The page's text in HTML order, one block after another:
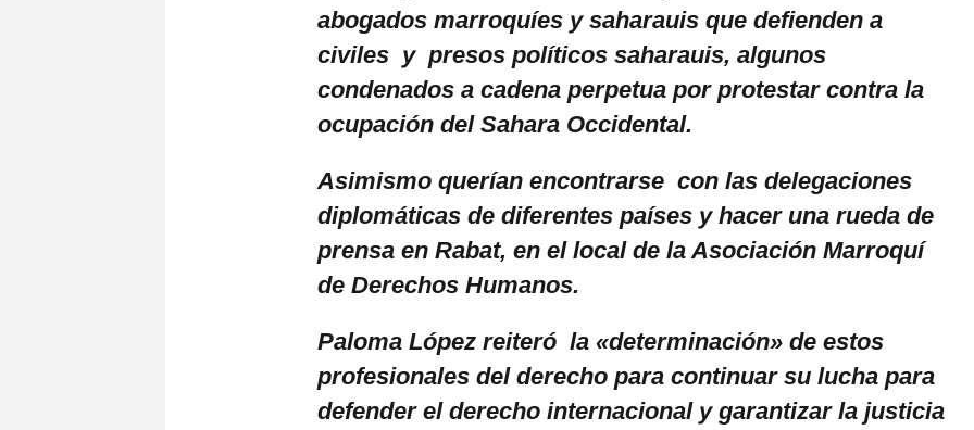
abogados marroquíes y saharauis que defienden a
civiles y presos políticos saharauis, algunos
condenados a cadena perpetua por protestar contra la
ocupación del Sahara Occidental.
Asimismo querían encontrarse con las delegaciones
diplomáticas de diferentes países y hacer una rueda de
prensa en Rabat, en el local de la Asociación Marroquí
de Derechos Humanos.
Paloma López reiteró la «determinación» de estos
profesionales del derecho para continuar su lucha para
defender el derecho internacional y garantizar la justicia